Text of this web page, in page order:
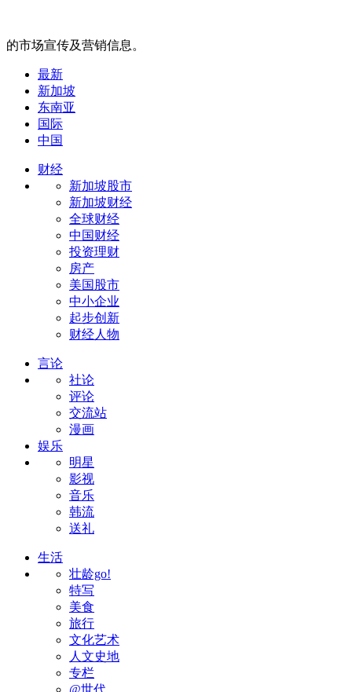
的市场宣传及营销信息。
最新
新加坡
东南亚
国际
中国
财经
新加坡股市
新加坡财经
全球财经
中国财经
投资理财
房产
美国股市
中小企业
起步创新
财经人物
言论
社论
评论
交流站
漫画
娱乐
明星
影视
音乐
韩流
送礼
生活
壮龄go!
特写
美食
旅行
文化艺术
人文史地
专栏